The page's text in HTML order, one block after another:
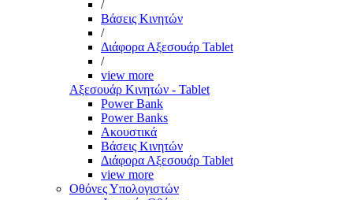
/
Βάσεις Κινητών
/
Διάφορα Αξεσουάρ Tablet
/
view more
Αξεσουάρ Κινητών - Tablet
Power Bank
Power Banks
Ακουστικά
Βάσεις Κινητών
Διάφορα Αξεσουάρ Tablet
view more
Οθόνες Υπολογιστών